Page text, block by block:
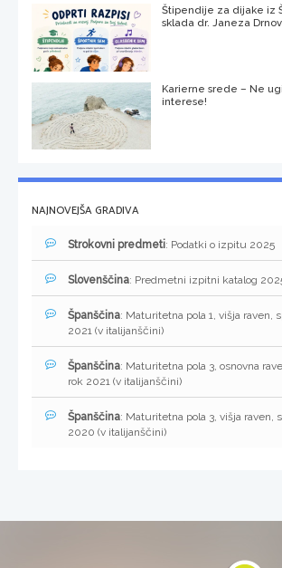
Štipendije za dijake iz
sklada dr. Janeza
Karierne srede – Ne
interese!
NAJNOVEJŠA GRADIVA
Strokovni predmeti: Podatki o izpitu 2025
Slovenščina: Predmetni izpitni katalog
Španščina: Maturitetna pola 1, višja raven,
2021 (v italijanščini)
Španščina: Maturitetna pola 3, osnovna
rok 2021 (v italijanščini)
Španščina: Maturitetna pola 3, višja raven,
2020 (v italijanščini)